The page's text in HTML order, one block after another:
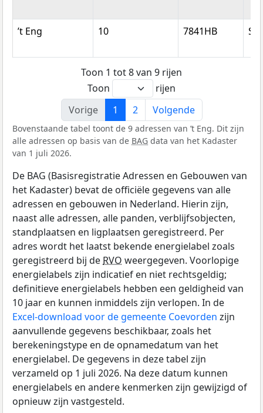
’t Eng 10 7841HB
Toon 1 tot 8 van 9 rijen
Toon
rijen
Vorige
1 2 Volgende
Bovenstaande tabel toont de 9 adressen van ’t Eng. Dit zijn
alle adressen op basis van de BAG data van het Kadaster
van 1 juli 2026.
De BAG (Basisregistratie Adressen en Gebouwen van
het Kadaster) bevat de officiële gegevens van alle
adressen en gebouwen in Nederland. Hierin zijn,
naast alle adressen, alle panden, verblijfsobjecten,
standplaatsen en ligplaatsen geregistreerd. Per
adres wordt het laatst bekende energielabel zoals
geregistreerd bij de RVO weergegeven. Voorlopige
energielabels zijn indicatief en niet rechtsgeldig;
definitieve energielabels hebben een geldigheid van
10 jaar en kunnen inmiddels zijn verlopen. In de
Excel-download voor de gemeente Coevorden zijn
aanvullende gegevens beschikbaar, zoals het
berekeningstype en de opnamedatum van het
energielabel. De gegevens in deze tabel zijn
verzameld op 1 juli 2026. Na deze datum kunnen
energielabels en andere kenmerken zijn gewijzigd of
opnieuw zijn vastgesteld.